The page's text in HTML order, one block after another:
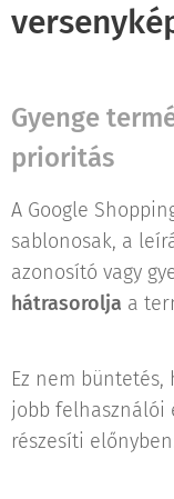
Gyenge
prioritás
A Google
sablonosak, a
azonosító vagy
hátrasorolja a
Ez nem
jobb felhasználói
részesíti